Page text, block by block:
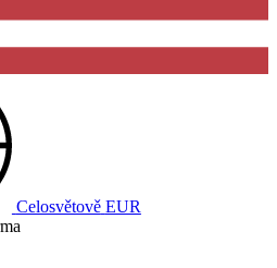
Celosvětově EUR